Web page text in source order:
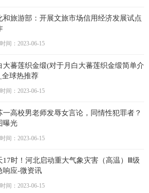
和旅游部：开展文旅市场信用经济发展试点
间：2023-06-15
大蕃莲织金缎(对于月白大蕃莲织金缎简单介
全球热推荐
间：2023-06-15
一高校男老师发辱女言论，同情性犯罪者？
曝光
间：2023-06-15
17时！河北启动重大气象灾害（高温）Ⅲ级
响应-微资讯
间：2023-06-15